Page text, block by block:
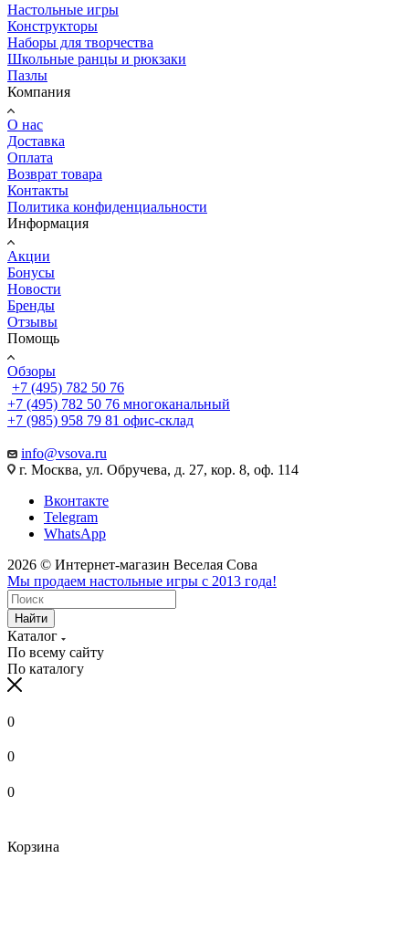
Настольные игры
Конструкторы
Наборы для творчества
Школьные ранцы и рюкзаки
Пазлы
Компания
О нас
Доставка
Оплата
Возврат товара
Контакты
Политика конфиденциальности
Информация
Акции
Бонусы
Новости
Бренды
Отзывы
Помощь
Обзоры
+7 (495) 782 50 76
+7 (495) 782 50 76 многоканальный
+7 (985) 958 79 81 офис-склад
info@vsova.ru
г. Москва, ул. Обручева, д. 27, кор. 8, оф. 114
Вконтакте
Telegram
WhatsApp
2026 © Интернет-магазин Веселая Сова
Мы продаем настольные игры с 2013 года!
Найти
Каталог
По всему сайту
По каталогу
0
0
0
Корзина